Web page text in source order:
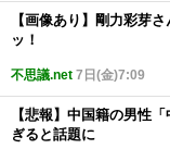
【画像あり】剛力彩芽
ッ！
不思議.net 7日(金)7:09
【悲報】中国籍の男性
ぎると話題に